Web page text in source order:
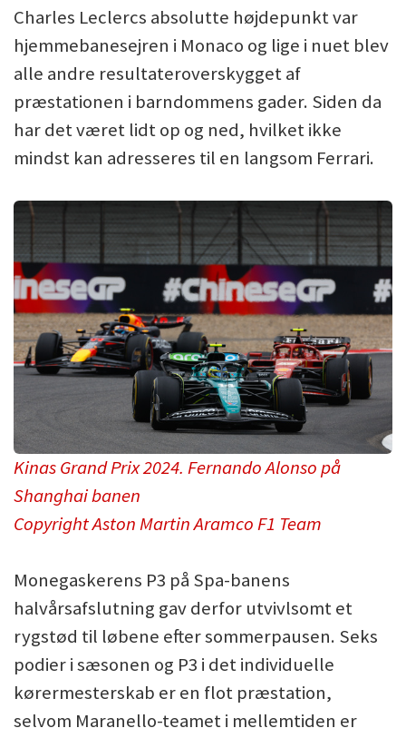
Charles Leclercs absolutte højdepunkt var
hjemmebanesejren i Monaco og lige i nuet blev
alle andre resultateroverskygget af
præstationen i barndommens gader. Siden da
har det været lidt op og ned, hvilket ikke
mindst kan adresseres til en langsom Ferrari.
Kinas Grand Prix 2024. Fernando Alonso på
Shanghai banen
Copyright Aston Martin Aramco F1 Team
Monegaskerens P3 på Spa-banens
halvårsafslutning gav derfor utvivlsomt et
rygstød til løbene efter sommerpausen. Seks
podier i sæsonen og P3 i det individuelle
kørermesterskab er en flot præstation,
selvom Maranello-teamet i mellemtiden er